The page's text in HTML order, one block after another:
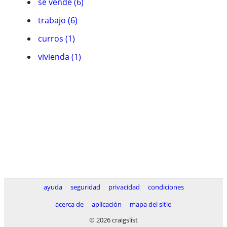
trabajo (6)
curros (1)
vivienda (1)
ayuda seguridad privacidad
condiciones
acerca de
aplicación
mapa del sitio
© 2026 craigslist